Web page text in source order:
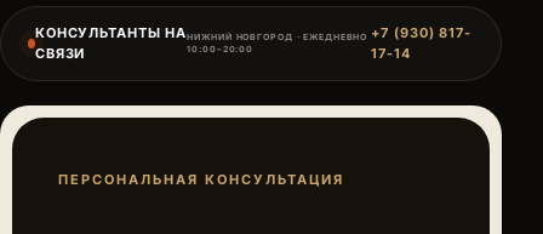
КОНСУЛЬТАНТЫ НА
СВЯЗИ
НИЖНИЙ НОВГОРОД · ЕЖЕДНЕВНО
10:00–20:00
+7 (930) 817-
17-14
ПЕРСОНАЛЬНАЯ КОНСУЛЬТАЦИЯ